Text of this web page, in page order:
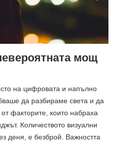
мощ
на цифровата и напълно
да разбираме света и да
факторите, които набраха
Количеството визуални
деня, е безброй. Важността